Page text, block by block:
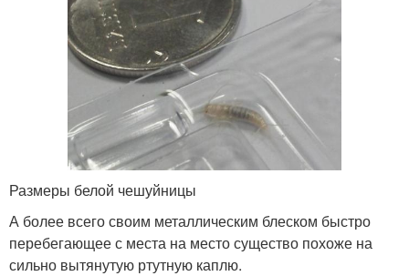
Размеры белой чешуйницы
А более всего своим металлическим блеском быстро
перебегающее с места на место существо похоже на
сильно вытянутую ртутную каплю.